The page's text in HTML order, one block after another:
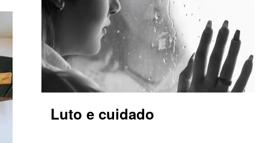
Luto e cuidado